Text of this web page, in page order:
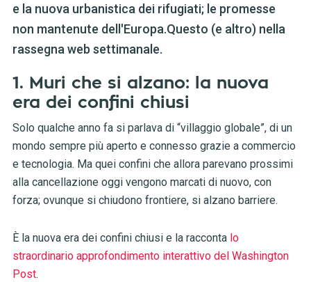
e la nuova urbanistica dei rifugiati; le promesse
non mantenute dell'Europa.Questo (e altro) nella
rassegna web settimanale.
1. Muri che si alzano: la nuova
era dei confini chiusi
Solo qualche anno fa si parlava di “villaggio globale”, di un
mondo sempre più aperto e connesso grazie a commercio
e tecnologia. Ma quei confini che allora parevano prossimi
alla cancellazione oggi vengono marcati di nuovo, con
forza; ovunque si chiudono frontiere, si alzano barriere.
È la nuova era dei confini chiusi e la racconta lo
straordinario approfondimento interattivo del Washington
Post.